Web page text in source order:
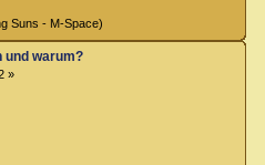
Suns - M-Space)
und warum?
»